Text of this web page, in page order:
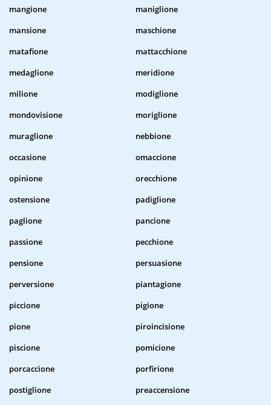
mangione
maniglione
mansione
maschione
matafione
mattacchione
medaglione
meridione
milione
modiglione
mondovisione
moriglione
muraglione
nebbione
occasione
omaccione
opinione
orecchione
ostensione
padiglione
paglione
pancione
passione
pecchione
pensione
persuasione
perversione
piantagione
piccione
pigione
pione
piroincisione
piscione
pomicione
porcaccione
porfirione
postiglione
preaccensione